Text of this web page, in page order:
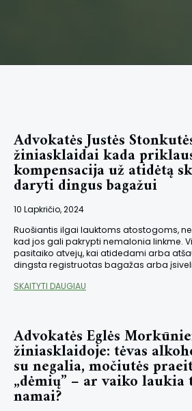
Advokatės Justės
žiniasklaidai kada
kompensacija už atidėtą
daryti dingus bagažui
10 Lapkričio, 2024
Ruošiantis ilgai lauktoms atostogoms,
kad jos gali pakrypti nemalonia linkme.
pasitaiko atvejų, kai atidedami arba
dingsta registruotas bagažas arba
SKAITYTI DAUGIAU
Advokatės Eglės
žiniasklaidoje: tėvas
su negalia, močiutės
„dėmių” – ar vaiko laukia
namai?